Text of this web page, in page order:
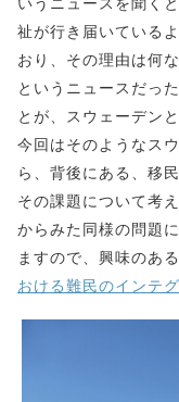
祉が行き届いている
おり、その理由は何
というニュースだっ
とが、スウェーデン
今回はそのようなス
ら、背後にある、移
その課題について考
からみた同様の問題
ますので、興味のあ
おける難民のインテ